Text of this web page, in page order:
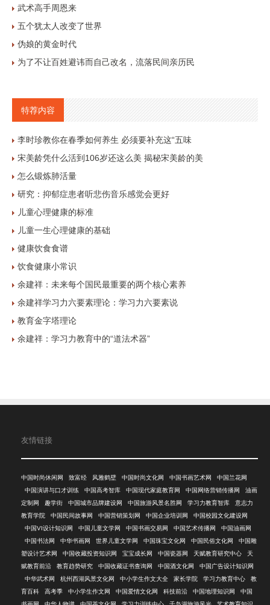
武术高手周恩来
五个犹太人改变了世界
伪娘的黄金时代
为了不让百姓避讳而自己改名，流落民间亲历民
特荐内容
李时珍教你在春季如何养生 必须要补充这“五味
宋美龄凭什么活到106岁还这么美 揭秘宋美龄的美
怎么锻炼肺活量
研究：抑郁症患者听悲伤音乐感觉会更好
儿童心理健康的标准
儿童一生心理健康的基础
健康饮食食谱
饮食健康小常识
余建祥：未来每个国民最重要的两个核心素养
余建祥学习力六要素理论：学习力六要素说
教育金字塔理论
余建祥：学习力教育中的“道法术器”
友情链接
中国时尚休闲网 致富经 风雅鹤壁 中国时尚文化网 中国书画艺术网
中国兰花网
中国演讲与口才训练
中国高考智库 中国现代家庭教育网 中国网络营销传播网
油画
定制网
趣学街 中国城市品牌建设网 中国旅游风景名胜网 学习力教育智库
意志力
教育学院
中国民间故事网 中国营销策划网 中国企业培训网
中国校园文化建设网
中国VI设计知识网
中国儿童文学网 中国书画交易网 中国艺术传播网
中国油画网
中国书法网
中华书画网 世界儿童文学网 中国珠宝文化网 中国民俗文化网
中国雕
塑设计艺术网
中国收藏投资知识网 宝宝成长网 中国瓷器网 天赋教育研究中心
天
赋教育前沿
教育趋势研究 中国收藏证书查询网 中国酒文化网
中国广告设计知识网
中华武术网
杭州西湖风景文化网 中小学生作文大全 家长学院 学习力教育中心
教
育百科
高考季 中小学生作文网 中国爱情文化网 科技前沿 中国地理知识网
中国